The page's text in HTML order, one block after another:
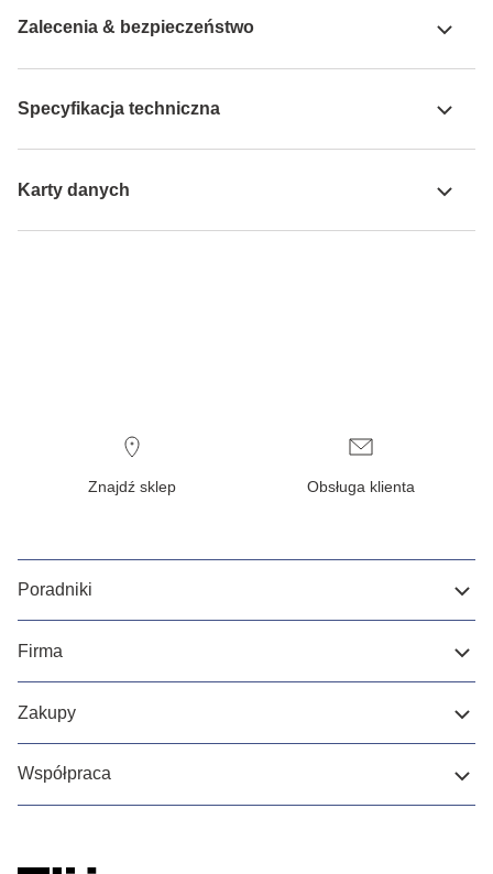
Zalecenia & bezpieczeństwo
Specyfikacja techniczna
Karty danych
Znajdź sklep Obsługa klienta
Poradniki
Firma
Zakupy
Współpraca